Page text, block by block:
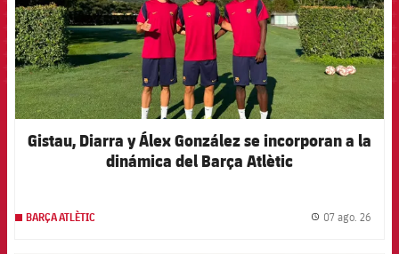
Gistau, Diarra y Álex González se incorporan a la
dinámica del Barça Atlètic
BARÇA ATLÈTIC 07 ago. 26